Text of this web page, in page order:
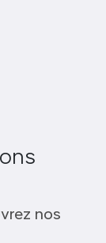
nos